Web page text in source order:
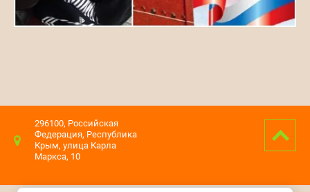
296100, Российская
Федерация, Республика
Крым, улица Карла
Маркса, 10